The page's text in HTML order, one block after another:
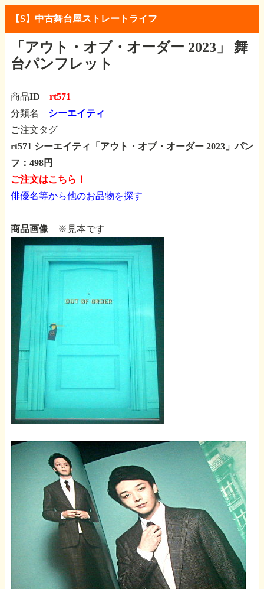
【S】中古舞台屋ストレートライフ
「アウト・オブ・オーダー 2023」
舞
台パンフレット
商品ID rt571
分類名 シーエイティ
ご注文タグ
rt571 シーエイティ「アウト・オブ・オーダー 2023」パン
フ：498円
ご注文はこちら！
俳優名等から他のお品物を探す
商品画像 ※見本です